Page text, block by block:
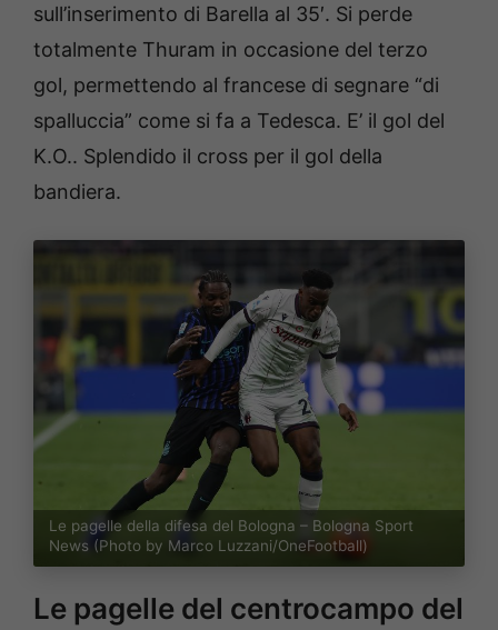
sull’inserimento di Barella al 35′. Si perde
totalmente Thuram in occasione del terzo
gol, permettendo al francese di segnare “di
spalluccia” come si fa a Tedesca. E’ il gol del
K.O.. Splendido il cross per il gol della
bandiera.
Le pagelle della difesa del Bologna – Bologna Sport
News (Photo by Marco Luzzani/OneFootball)
Le pagelle del centrocampo del